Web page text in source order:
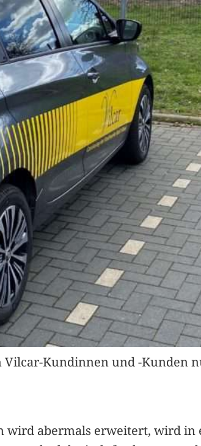
Kundinnen und -Kunden
wird abermals erweitert, wird